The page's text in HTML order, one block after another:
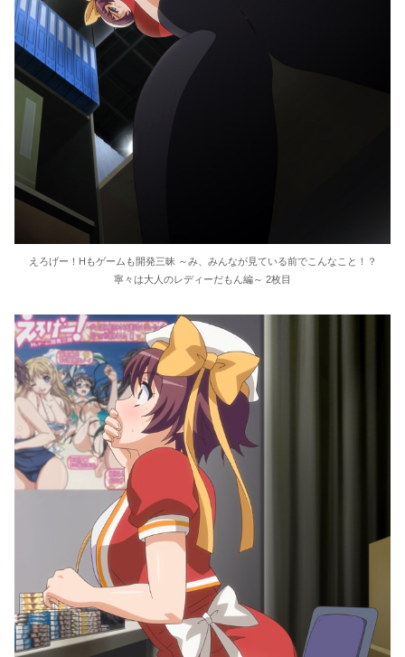
えろげー！Hもゲームも開発三昧 ～み、みんなが見ている前でこんなこと！？
寧々は大人のレディーだもん編～ 2枚目